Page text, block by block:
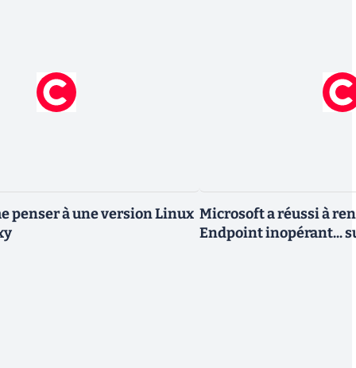
penser à une version Linux Microsoft a réussi à
Endpoint inopérant...